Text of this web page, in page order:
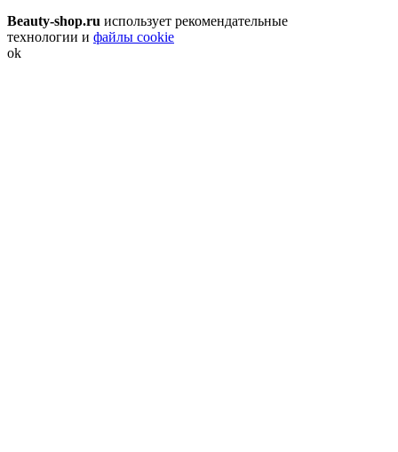
Beauty-shop.ru использует рекомендательные
технологии и файлы cookie
ok